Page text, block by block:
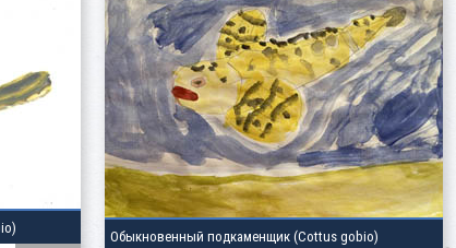
Обыкновенный подкаменщик (Cottus gobio)